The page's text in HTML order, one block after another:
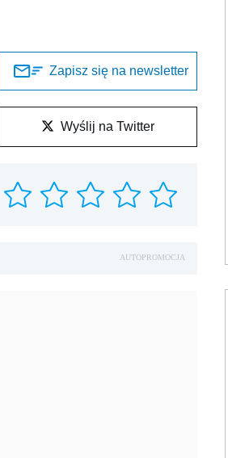
Zapisz się na newsletter
Wyślij na Twitter
AUTOPROMOCJA